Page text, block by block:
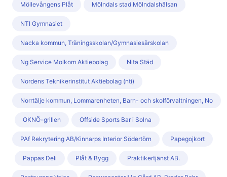
Möllevångens Plåt Mölndals stad Mölndalshälsan
NTI Gymnasiet
Nacka kommun, Träningsskolan/Gymnasiesärskolan
Ng Service Molkom Aktiebolag Nita Städ
Nordens Teknikerinstitut Aktiebolag (nti)
Norrtälje kommun, Lommarenheten, Barn- och skolförvaltningen, No
OKNÖ-grillen Offside Sports Bar i Solna
PAf Rekrytering AB/Kinnarps Interior Södertörn Papegojkort
Pappas Deli Plåt & Bygg Praktikertjänst AB.